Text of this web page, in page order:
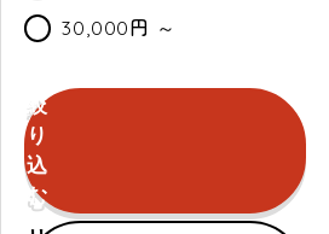
30,000円 ～
カ
ラ
ー
通
常・
定
期
セ
ー
ル
セールのみ対象
絞
り
込
む